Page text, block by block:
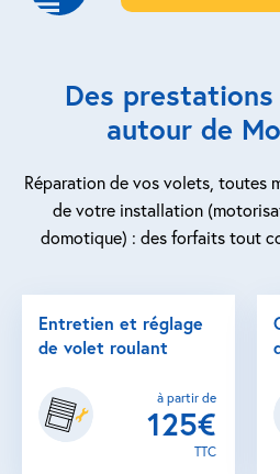
ESPACE PRO
Nous recrutons
QUI SOMMES-NOUS ?
Des
autour de
Réparation de vos volets, toutes
de votre installation
domotique) : des forfaits tout
Entretien et réglage
de volet roulant
à partir de
125€
TTC